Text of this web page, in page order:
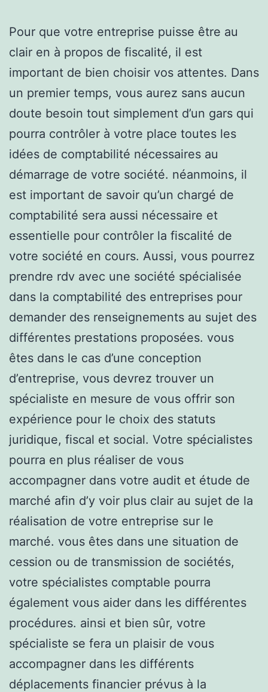
Pour que votre entreprise puisse être au
clair en à propos de fiscalité, il est
important de bien choisir vos attentes. Dans
un premier temps, vous aurez sans aucun
doute besoin tout simplement d’un gars qui
pourra contrôler à votre place toutes les
idées de comptabilité nécessaires au
démarrage de votre société. néanmoins, il
est important de savoir qu’un chargé de
comptabilité sera aussi nécessaire et
essentielle pour contrôler la fiscalité de
votre société en cours. Aussi, vous pourrez
prendre rdv avec une société spécialisée
dans la comptabilité des entreprises pour
demander des renseignements au sujet des
différentes prestations proposées. vous
êtes dans le cas d’une conception
d’entreprise, vous devrez trouver un
spécialiste en mesure de vous offrir son
expérience pour le choix des statuts
juridique, fiscal et social. Votre spécialistes
pourra en plus réaliser de vous
accompagner dans votre audit et étude de
marché afin d’y voir plus clair au sujet de la
réalisation de votre entreprise sur le
marché. vous êtes dans une situation de
cession ou de transmission de sociétés,
votre spécialistes comptable pourra
également vous aider dans les différentes
procédures. ainsi et bien sûr, votre
spécialiste se fera un plaisir de vous
accompagner dans les différents
déplacements financier prévus à la